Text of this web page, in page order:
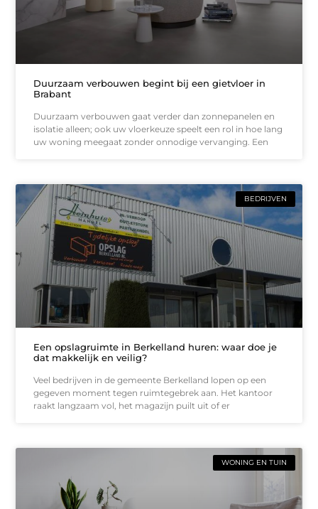
Duurzaam verbouwen begint bij een gietvloer in
Brabant
Duurzaam verbouwen gaat verder dan zonnepanelen en
isolatie alleen; ook uw vloerkeuze speelt een rol in hoe lang
uw woning meegaat zonder onnodige vervanging. Een
BEDRIJVEN
Een opslagruimte in Berkelland huren: waar doe je
dat makkelijk en veilig?
Veel bedrijven in de gemeente Berkelland lopen op een
gegeven moment tegen ruimtegebrek aan. Het kantoor
raakt langzaam vol, het magazijn puilt uit of er
WONING EN TUIN